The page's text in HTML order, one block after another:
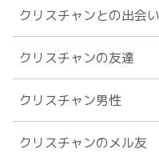
クリスチャンとの出会い
クリスチャンの友達
クリスチャン男性
クリスチャンのメル友